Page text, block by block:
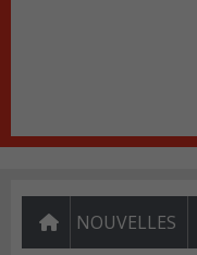
NOUVELLES